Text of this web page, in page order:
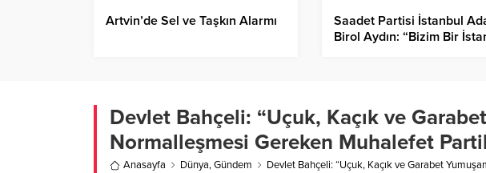
Artvin’de Sel ve Taşkın Alarmı
Saadet Partisi İstanbul
Birol Aydın: “Bizim Bir
Devlet Bahçeli: “Uçuk, Kaçık ve
Normalleşmesi Gereken Muhalefet
Anasayfa Dünya,Gündem Devlet Bahçeli: “Uçuk, Kaçık ve Garabet